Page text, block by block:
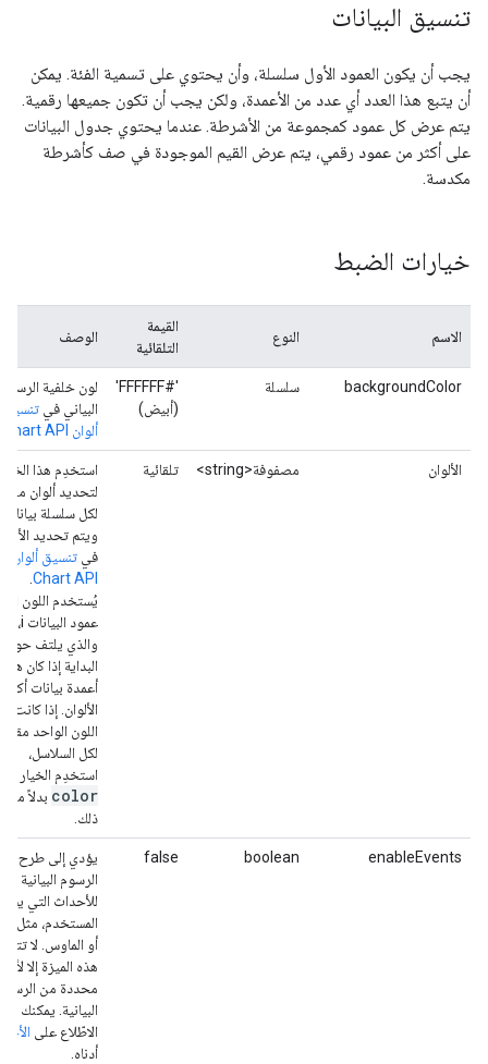
تنسيق البيانات
يجب أن يكون العمود الأول سلسلة، وأن يحتوي على تسمية الفئة. يمكن
أن يتبع هذا العدد أي عدد من الأعمدة، ولكن يجب أن تكون جميعها رقمية.
يتم عرض كل عمود كمجموعة من الأشرطة. عندما يحتوي جدول البيانات
على أكثر من عمود رقمي، يتم عرض القيم الموجودة في صف كأشرطة
مكدسة.
خيارات الضبط
الاسم النوع
القيمة
التلقائية
الوصف
backgroundColor سلسلة
'#FFFFFF'
(أبيض)
لون خلفية الرسم
البياني في تنسيق
ألوان Chart API
الألوان مصفوفة<string> تلقائية
استخدِم هذا
لتحديد ألوان
لكل سلسلة بيانات.
ويتم تحديد
في تنسيق ألوان
Chart API
عمود البيانات i،
والذي يلتف حول
البداية إذا كان هناك
أعمدة بيانات
الألوان. إذا كانت
اللون الواحد
لكل السلاسل،
استخدِم الخيار
color بدلاً من
ذلك.
enableEvents
boolean
false
يؤدي إلى طرح
الرسوم البيانية
للأحداث التي
المستخدم، مثل
أو الماوس. لا
هذه الميزة إلا
محددة من
البيانية. يمكنك
الاطّلاع على
أدناه.